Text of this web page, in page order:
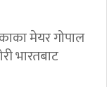
मेयर गोपाल
भारतबाट